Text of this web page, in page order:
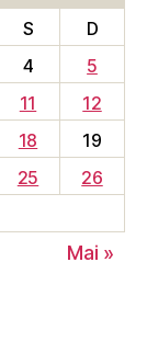
S
D
4
5
11
12
18
19
25
26
Mai »